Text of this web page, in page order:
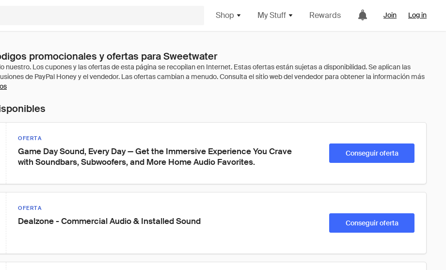
Shop My Stuff Rewards Join Log in
promocionales y ofertas para Sweetwater
OFERTA
Game Day Sound, Every Day — Get the Immersive Experience You Crave
with Soundbars, Subwoofers, and More Home Audio Favorites.
Conseguir oferta
OFERTA
Dealzone - Commercial Audio & Installed Sound Conseguir oferta